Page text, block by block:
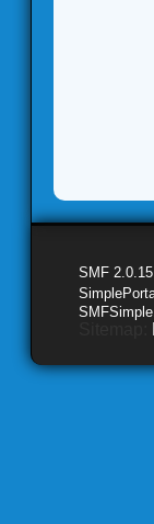
SMF 2.0.15